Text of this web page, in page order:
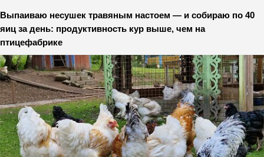
Выпаиваю несушек травяным настоем — и собираю по 40
яиц за день: продуктивность кур выше, чем на
птицефабрике